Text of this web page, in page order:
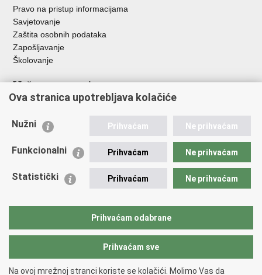
Pravo na pristup informacijama
Savjetovanje
Zaštita osobnih podataka
Zapošljavanje
Školovanje
Važne poveznice
Ministarstvo unutarnjih poslova
Udruge
Policijska akademija
Zaklada policijske solidarnosti
Vučetić"
Ova stranica upotrebljava kolačiće
Nužni Prihvaćam Ne prihvaćam
Funkcionalni Prihvaćam Ne prihvaćam
Statistički Prihvaćam Ne prihvaćam
Prihvaćam odabrane
Prihvaćam sve
Na ovoj mrežnoj stranci koriste se kolačići. Molimo Vas da